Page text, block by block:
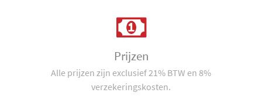
Prijzen
Alle prijzen zijn exclusief 21% BTW en 8%
verzekeringskosten.